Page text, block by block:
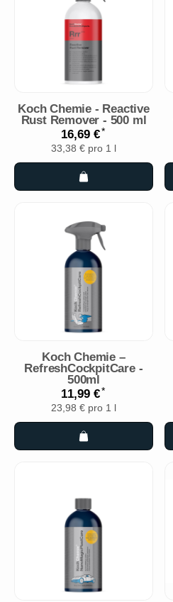
Koch Chemie - Reactive
Rust Remover - 500 ml
16,69 €*
33,38 € pro 1 l
Koch Chemie –
RefreshCockpitCare -
500ml
11,99 €*
23,98 € pro 1 l